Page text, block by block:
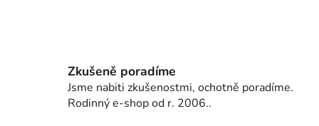
Zkušeně poradíme
Jsme nabiti zkušenostmi, ochotně poradíme.
Rodinný e-shop od r. 2006..